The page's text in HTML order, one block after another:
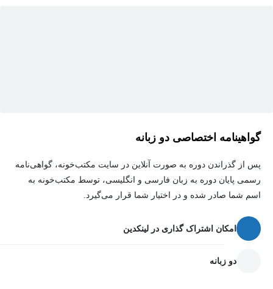
هوشمندانه به کار بگیرید، همین حالا به جمع ما بپیوندید و آینده یادگیری
گواهینامه اختصاصی دو زبانه
پس از گذراندن دوره به صورت آنلاین در سایت مکتب‌خونه، گواهی‌نامه
رسمی پایان دوره به زبان فارسی و انگلیسی، توسط مکتب‌خونه به
اسم شما صادر شده و در اختیار شما قرار می‌گیرد.
امکان اشتراک گذاری در لینکدین
دو زبانه